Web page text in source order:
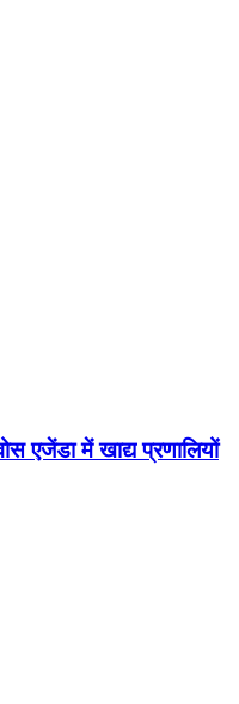
एजेंडा में खाद्य प्रणालियों